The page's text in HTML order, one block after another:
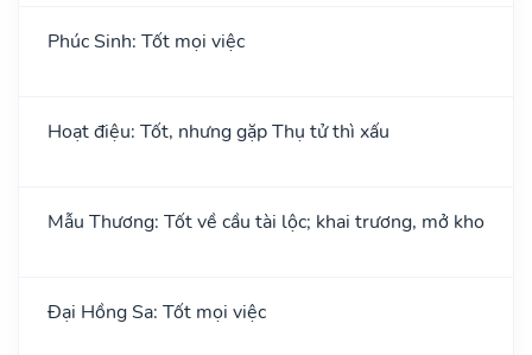
Phúc Sinh: Tốt mọi việc
Hoạt điệu: Tốt, nhưng gặp Thụ tử thì xấu
Mẫu Thương: Tốt về cầu tài lộc; khai trương, mở kho
Đại Hồng Sa: Tốt mọi việc